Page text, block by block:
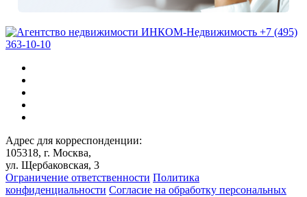
+7 (495)
363-10-10
Адрес для корреспонденции:
105318, г. Москва,
ул. Щербаковская, 3
Ограничение ответственности Политика
конфиденциальности Согласие на обработку персональных